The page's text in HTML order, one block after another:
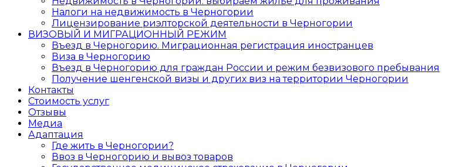
Налоги на недвижимость в Черногории
Лицензирование риэлторской деятельности в Черногории
ВИЗОВЫЙ И МИГРАЦИОННЫЙ РЕЖИМ
Въезд в Черногорию. Миграционная регистрация иностранцев
Виза в Черногорию
Въезд в Черногорию для граждан России и режим безвизового пребывания
Получение шенгенской визы и других виз на территории Черногории
Контакты
Стоимость услуг
Отзывы
Медиа
Адаптация
Где жить в Черногории?
Ввоз в Черногорию и вывоз товаров